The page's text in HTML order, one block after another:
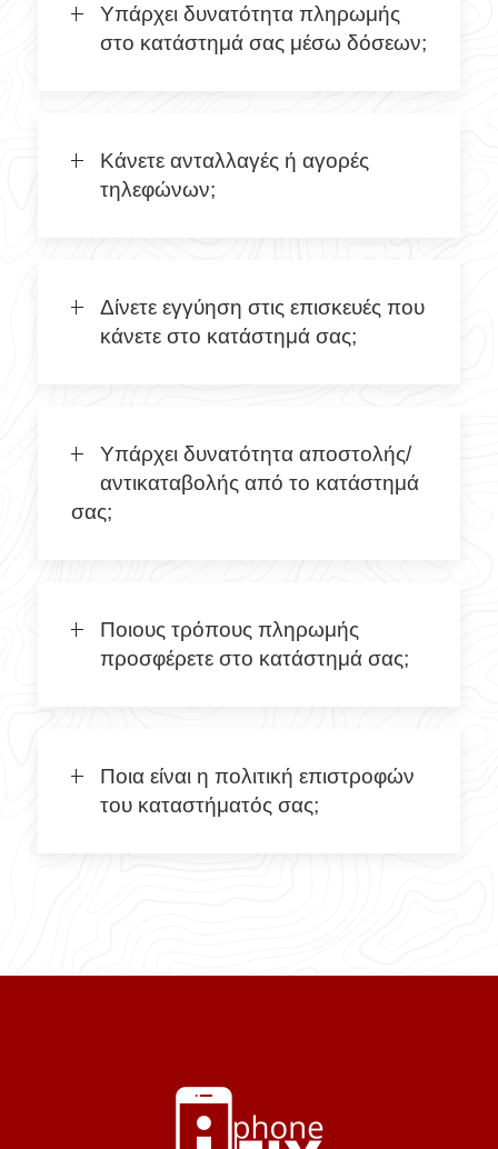
Υπάρχει δυνατότητα πληρωμής
στο κατάστημά σας μέσω δόσεων;
Κάνετε ανταλλαγές ή αγορές
τηλεφώνων;
Δίνετε εγγύηση στις επισκευές που
κάνετε στο κατάστημά σας;
Υπάρχει δυνατότητα αποστολής/
αντικαταβολής από το κατάστημά
σας;
Ποιους τρόπους πληρωμής
προσφέρετε στο κατάστημά σας;
Ποια είναι η πολιτική επιστροφών
του καταστήματός σας;